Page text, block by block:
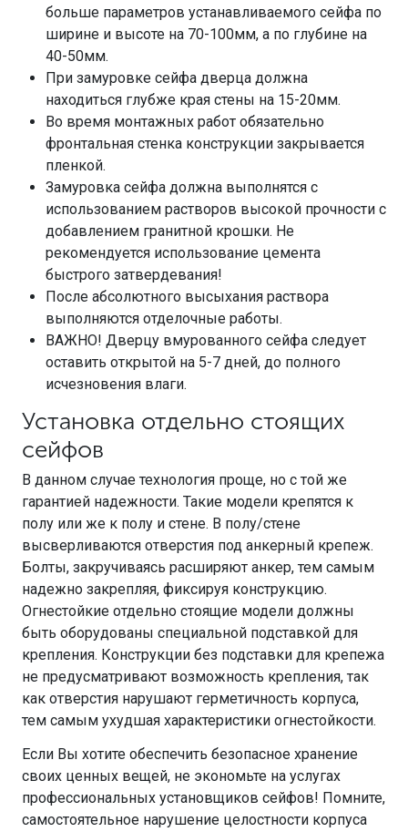
больше параметров устанавливаемого сейфа по
ширине и высоте на 70-100мм, а по глубине на
40-50мм.
При замуровке сейфа дверца должна
находиться глубже края стены на 15-20мм.
Во время монтажных работ обязательно
фронтальная стенка конструкции закрывается
пленкой.
Замуровка сейфа должна выполнятся с
использованием растворов высокой прочности с
добавлением гранитной крошки. Не
рекомендуется использование цемента
быстрого затвердевания!
После абсолютного высыхания раствора
выполняются отделочные работы.
ВАЖНО! Дверцу вмурованного сейфа следует
оставить открытой на 5-7 дней, до полного
исчезновения влаги.
Установка отдельно стоящих
сейфов
В данном случае технология проще, но с той же
гарантией надежности. Такие модели крепятся к
полу или же к полу и стене. В полу/стене
высверливаются отверстия под анкерный крепеж.
Болты, закручиваясь расширяют анкер, тем самым
надежно закрепляя, фиксируя конструкцию.
Огнестойкие отдельно стоящие модели должны
быть оборудованы специальной подставкой для
крепления. Конструкции без подставки для крепежа
не предусматривают возможность крепления, так
как отверстия нарушают герметичность корпуса,
тем самым ухудшая характеристики огнестойкости.
Если Вы хотите обеспечить безопасное хранение
своих ценных вещей, не экономьте на услугах
профессиональных установщиков сейфов! Помните,
самостоятельное нарушение целостности корпуса